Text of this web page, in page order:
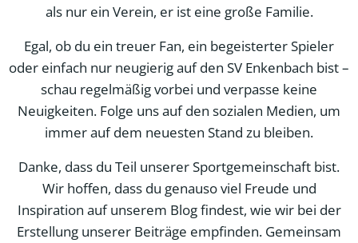
als nur ein Verein, er ist eine große Familie.
Egal, ob du ein treuer Fan, ein begeisterter Spieler
oder einfach nur neugierig auf den SV Enkenbach bist –
schau regelmäßig vorbei und verpasse keine
Neuigkeiten. Folge uns auf den sozialen Medien, um
immer auf dem neuesten Stand zu bleiben.
Danke, dass du Teil unserer Sportgemeinschaft bist.
Wir hoffen, dass du genauso viel Freude und
Inspiration auf unserem Blog findest, wie wir bei der
Erstellung unserer Beiträge empfinden. Gemeinsam